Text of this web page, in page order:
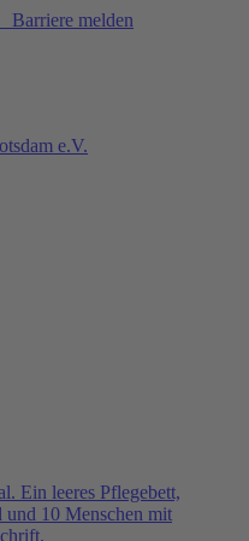
Barriere melden